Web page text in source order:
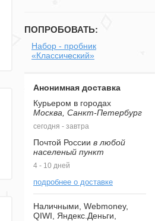
ПОПРОБОВАТЬ:
Набор - пробник
«Классический»
Анонимная доставка
Курьером в городах
Москва, Санкт-Петербург
сегодня - завтра
Почтой России в любой
населеный пункт
4 - 10 дней
подробнее о доставке
Наличными, Webmoney,
QIWI, Яндекс.Деньги,